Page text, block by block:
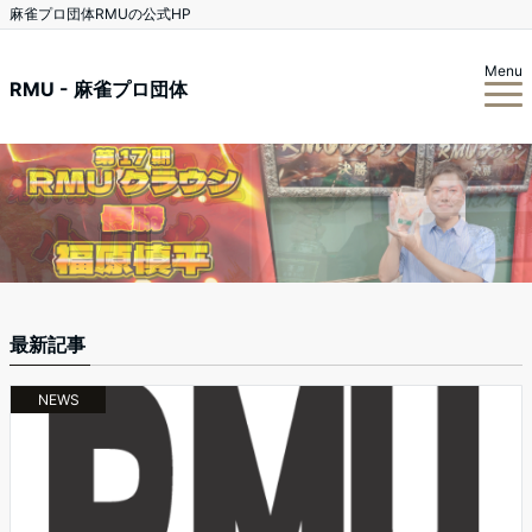
麻雀プロ団体RMUの公式HP
RMU - 麻雀プロ団体
Menu
最新記事
NEWS